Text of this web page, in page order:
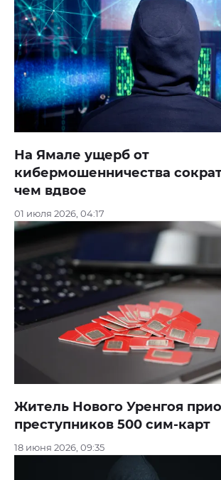
На Ямале ущерб от
кибермошенничества
чем вдвое
01 июля 2026, 04:17
Житель Нового Уренгоя
преступников 500 сим-карт
18 июня 2026, 09:35